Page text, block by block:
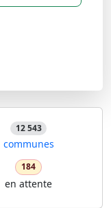
12 543
communes
184
en attente